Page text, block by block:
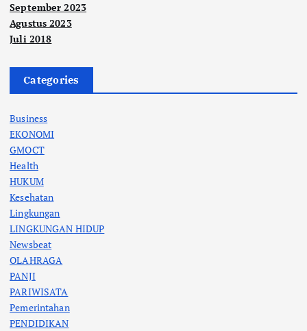
September 2023
Agustus 2023
Juli 2018
Categories
Business
EKONOMI
GMOCT
Health
HUKUM
Kesehatan
Lingkungan
LINGKUNGAN HIDUP
Newsbeat
OLAHRAGA
PANJI
PARIWISATA
Pemerintahan
PENDIDIKAN